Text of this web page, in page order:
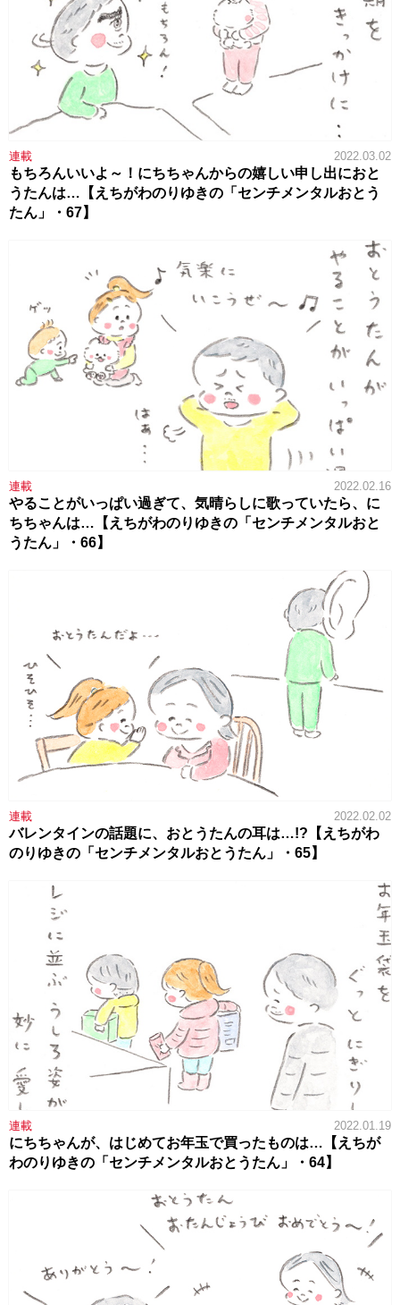
連載 2022.03.02
もちろんいいよ～！にちちゃんからの嬉しい申し出におと
うたんは…【えちがわのりゆきの「センチメンタルおとう
たん」・67】
連載 2022.02.16
やることがいっぱい過ぎて、気晴らしに歌っていたら、に
ちちゃんは…【えちがわのりゆきの「センチメンタルおと
うたん」・66】
連載 2022.02.02
バレンタインの話題に、おとうたんの耳は…!?【えちがわ
のりゆきの「センチメンタルおとうたん」・65】
連載 2022.01.19
にちちゃんが、はじめてお年玉で買ったものは…【えちが
わのりゆきの「センチメンタルおとうたん」・64】